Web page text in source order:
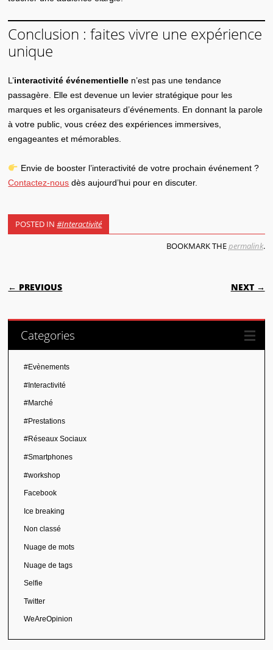
Conclusion : faites vivre une expérience
unique
L’interactivité événementielle n’est pas une tendance
passagère. Elle est devenue un levier stratégique pour les
marques et les organisateurs d’événements. En donnant la parole
à votre public, vous créez des expériences immersives,
engageantes et mémorables.
Envie de booster l’interactivité de votre prochain événement ?
Contactez-nous dès aujourd’hui pour en discuter.
POSTED IN#Interactivité
BOOKMARK THEpermalink.
POST NAVIGATION
← PREVIOUS NEXT →
Categories
#Evènements
#Interactivité
#Marché
#Prestations
#Réseaux Sociaux
#Smartphones
#workshop
Facebook
Ice breaking
Non classé
Nuage de mots
Nuage de tags
Selfie
Twitter
WeAreOpinion